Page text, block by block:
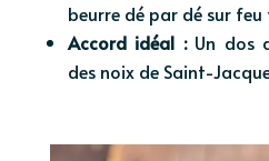
beurre dé par dé sur feu
Accord idéal :Un dos
des noix de Saint-